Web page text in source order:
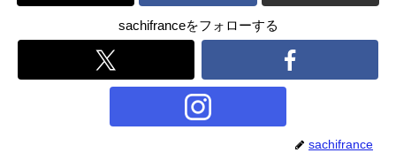
sachifranceをフォローする
sachifrance